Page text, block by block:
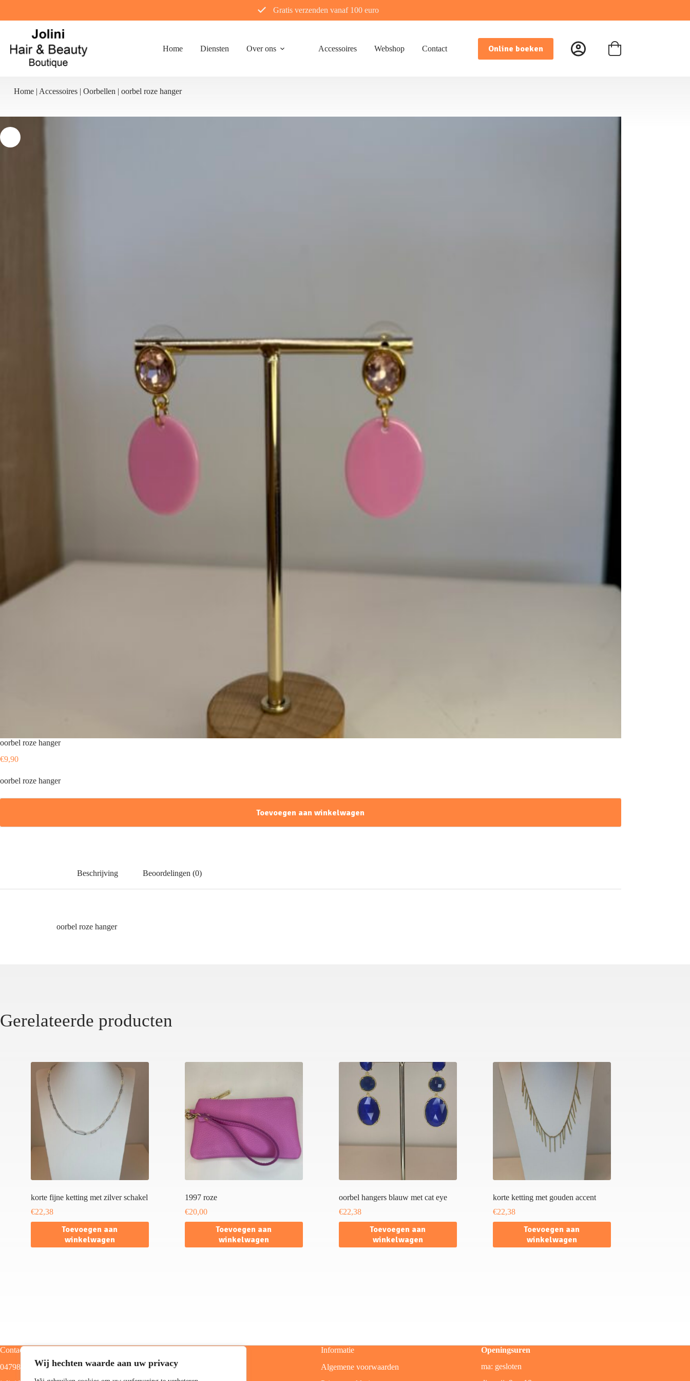
Wij hechten waarde aan uw privacy
de
Gratis verzenden vanaf 100 euro
Home Diensten Over ons Accessoires Webshop Contact Online boeken Winkelwagen
Home | Accessoires | Oorbellen | oorbel roze hanger
oorbel roze hanger
€9,90
oorbel roze hanger
Toevoegen aan winkelwagen
Beschrijving Beoordelingen (0)
oorbel roze hanger
Gerelateerde producten
korte fijne ketting met zilver schakel
€22,38
Toevoegen aan
winkelwagen
1997 roze
€20,00
Toevoegen aan
winkelwagen
oorbel hangers blauw met cat eye
€22,38
Toevoegen aan
winkelwagen
korte ketting met gouden accent
€22,38
Toevoegen aan
winkelwagen
Contact
0479805129
Home
Informatie
Algemene voorwaarden
Openingsuren
ma: gesloten